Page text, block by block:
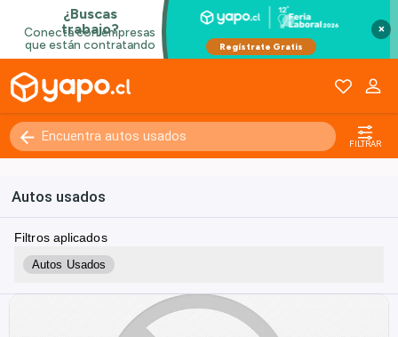
×
FILTRAR
Autos usados
Filtros aplicados
Autos Usados